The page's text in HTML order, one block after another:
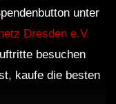
unter
Dresden e.V.
besuchen
kaufe die besten